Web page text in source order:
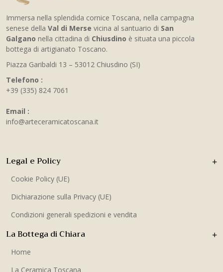
Immersa nella splendida cornice Toscana, nella campagna
senese della Val di Merse vicina al santuario di San
Galgano nella cittadina di Chiusdino è situata una piccola
bottega di artigianato Toscano.
Piazza Garibaldi 13 – 53012 Chiusdino (SI)
Telefono :
+39 (335) 824 7061
Email :
info@arteceramicatoscana.it
La Bottega di Chiara
Home
La Ceramica Toscana
Legal e Policy
Cookie Policy (UE)
Dichiarazione sulla Privacy (UE)
Condizioni generali spedizioni e vendita